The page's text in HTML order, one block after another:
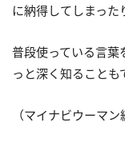
に納得してしまった
普段使っている言葉
っと深く知ることも
（マイナビウーマン